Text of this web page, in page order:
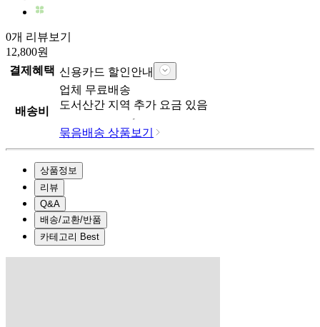
0개 리뷰보기
12,800원
결제혜택 신용카드 할인안내
배송비
업체 무료배송
도서산간 지역 추가 요금 있음
묶음배송 상품보기
상품정보
리뷰
Q&A
배송/교환/반품
카테고리 Best